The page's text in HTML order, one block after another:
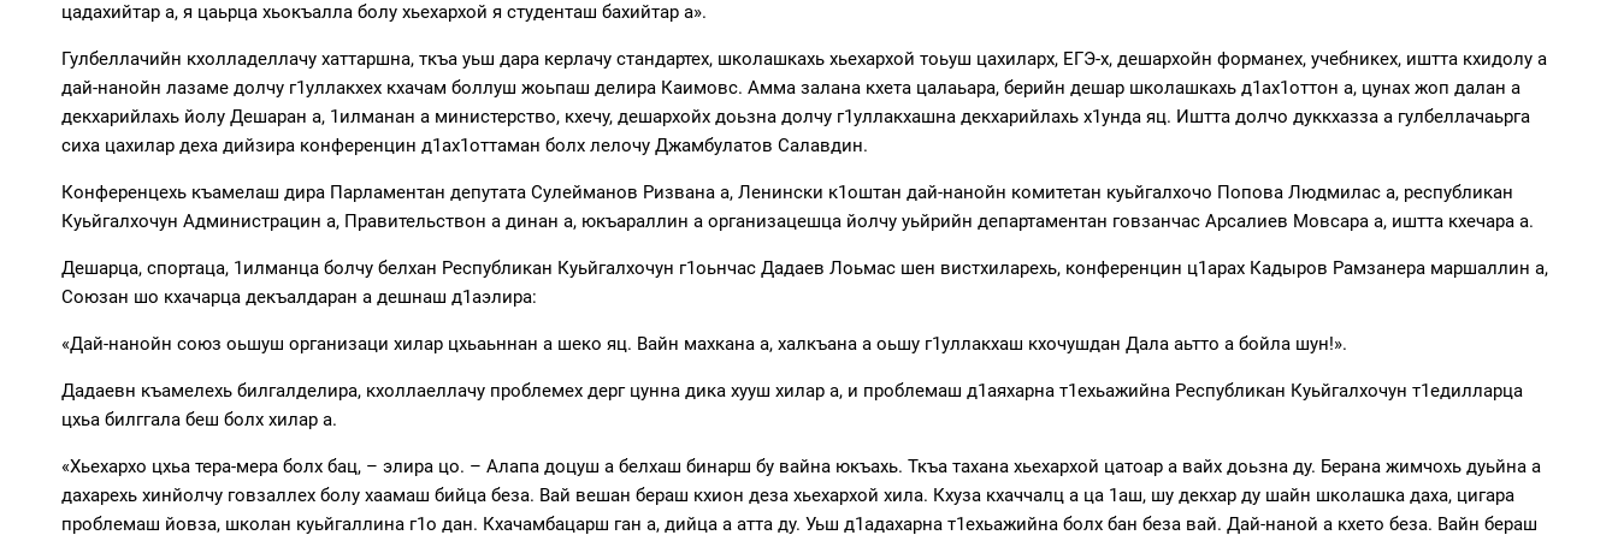
цадахийтар а, я цаьрца хьокъалла болу хьехархой я студенташ бахийтар а».
Гулбеллачийн кхолладеллачу хаттаршна, ткъа уьш дара керлачу стандартех, школашкахь хьехархой тоьуш цахиларх, ЕГЭ-х, дешархойн форманех, учебникех, иштта кхидолу а
дай-нанойн лазаме долчу г1уллакхех кхачам боллуш жоьпаш делира Каимовс. Амма залана кхета цалаьара, берийн дешар школашкахь д1ах1оттон а, цунах жоп далан а
декхарийлахь йолу Дешаран а, 1илманан а министерство, кхечу, дешархойх доьзна долчу г1уллакхашна декхарийлахь х1унда яц. Иштта долчо дуккхазза а гулбеллачаьрга
сиха цахилар деха дийзира конференцин д1ах1оттаман болх лелочу Джамбулатов Салавдин.
Конференцехь къамелаш дира Парламентан депутата Сулейманов Ризвана а, Ленински к1оштан дай-нанойн комитетан куьйгалхочо Попова Людмилас а, республикан
Куьйгалхочун Администрацин а, Правительствон а динан а, юкъараллин а организацешца йолчу уьйрийн департаментан говзанчас Арсалиев Мовсара а, иштта кхечара а.
Дешарца, спортаца, 1илманца болчу белхан Республикан Куьйгалхочун г1оьнчас Дадаев Лоьмас шен вистхиларехь, конференцин ц1арах Кадыров Рамзанера маршаллин а,
Союзан шо кхачарца декъалдаран а дешнаш д1аэлира:
«Дай-нанойн союз оьшуш организаци хилар цхьаьннан а шеко яц. Вайн махкана а, халкъана а оьшу г1уллакхаш кхочушдан Дала аьтто а бойла шун!».
Дадаевн къамелехь билгалделира, кхоллаеллачу проблемех дерг цунна дика хууш хилар а, и проблемаш д1аяхарна т1ехьажийна Республикан Куьйгалхочун т1едилларца
цхьа билггала беш болх хилар а.
«Хьехархо цхьа тера-мера болх бац, – элира цо. – Алапа доцуш а белхаш бинарш бу вайна юкъахь. Ткъа тахана хьехархой цатоар а вайх доьзна ду. Берана жимчохь дуьйна а
дахарехь хинйолчу говзаллех болу хаамаш бийца беза. Вай вешан бераш кхион деза хьехархой хила. Кхуза кхаччалц а ца 1аш, шу декхар ду шайн школашка даха, цигара
проблемаш йовза, школан куьйгаллина г1о дан. Кхачамбацарш ган а, дийца а атта ду. Уьш д1адахарна т1ехьажийна болх бан беза вай. Дай-наной а кхето беза. Вайн бераш